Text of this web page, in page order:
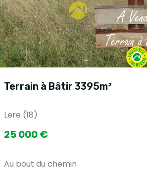
Terrain à Bâtir 3395m²
Lere (18)
25 000 €
Au bout du chemin